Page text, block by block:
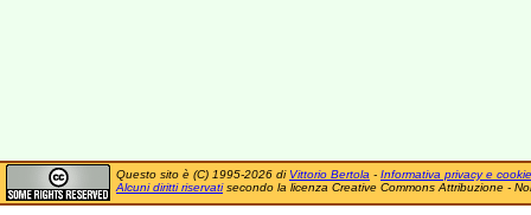
Questo sito è (C) 1995-2026 di Vittorio Bertola - Informativa privacy e cookie
Alcuni diritti riservatisecondo la licenza Creative Commons Attribuzione -